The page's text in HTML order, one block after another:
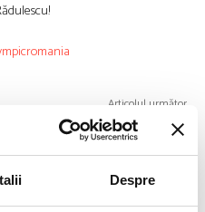
Despre
Articolul următor
ROMANIA FOR GOLD FUELLED
BY EDENIA
VORBEȘTE DESPRE
IMPORTANȚA NUTRIȚIEI ÎN
ATINGEREA PERFORMANȚEI
ÎN SPORT ȘI ÎN VIAȚĂ.